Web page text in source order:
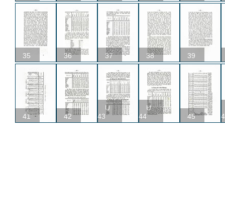
35 36 37 38 39
41 42
U
43
U
44
45